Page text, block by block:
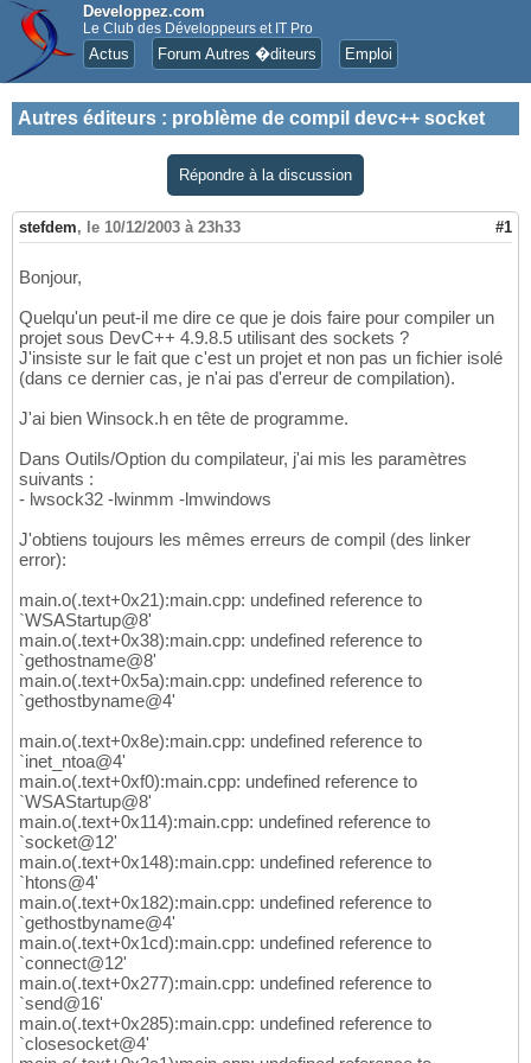
Developpez.com
Le Club des Développeurs et IT Pro
Actus Forum Autres �diteurs Emploi
Autres éditeurs : problème de compil devc++ socket
Répondre à la discussion
stefdem, le 10/12/2003 à 23h33 #1
Bonjour,
Quelqu'un peut-il me dire ce que je dois faire pour compiler un
projet sous DevC++ 4.9.8.5 utilisant des sockets ?
J'insiste sur le fait que c'est un projet et non pas un fichier isolé
(dans ce dernier cas, je n'ai pas d'erreur de compilation).
J'ai bien Winsock.h en tête de programme.
Dans Outils/Option du compilateur, j'ai mis les paramètres
suivants :
- lwsock32 -lwinmm -lmwindows
J'obtiens toujours les mêmes erreurs de compil (des linker
error):
main.o(.text+0x21):main.cpp: undefined reference to
`WSAStartup@8'
main.o(.text+0x38):main.cpp: undefined reference to
`gethostname@8'
main.o(.text+0x5a):main.cpp: undefined reference to
`gethostbyname@4'
main.o(.text+0x8e):main.cpp: undefined reference to
`inet_ntoa@4'
main.o(.text+0xf0):main.cpp: undefined reference to
`WSAStartup@8'
main.o(.text+0x114):main.cpp: undefined reference to
`socket@12'
main.o(.text+0x148):main.cpp: undefined reference to
`htons@4'
main.o(.text+0x182):main.cpp: undefined reference to
`gethostbyname@4'
main.o(.text+0x1cd):main.cpp: undefined reference to
`connect@12'
main.o(.text+0x277):main.cpp: undefined reference to
`send@16'
main.o(.text+0x285):main.cpp: undefined reference to
`closesocket@4'